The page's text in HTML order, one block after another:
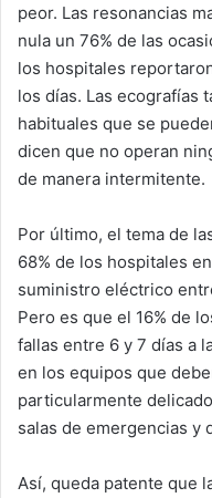
peor. Las resonancias
nula un 76% de las
los hospitales
los días. Las ecografías
habituales que se
dicen que no operan
de manera intermitente.
Por último, el tema de
68% de los hospitales
suministro eléctrico
Pero es que el 16% de
fallas entre 6 y 7 días a
en los equipos que
particularmente
salas de emergencias y
Así, queda patente que